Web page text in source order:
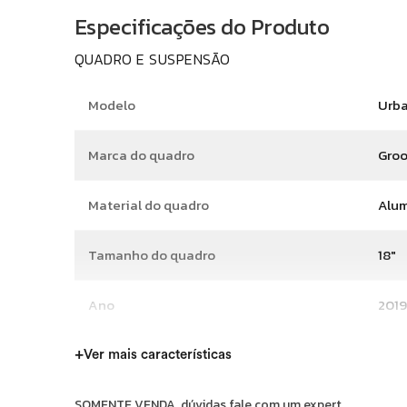
Especificações do Produto
QUADRO E SUSPENSÃO
Modelo
Marca do quadro
Material do quadro
Tamanho do quadro 18"
Ano 2019
+Ver mais características